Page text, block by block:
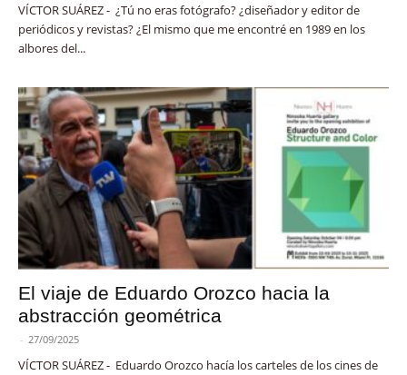
VÍCTOR SUÁREZ - ¿Tú no eras fotógrafo? ¿diseñador y editor de
periódicos y revistas? ¿El mismo que me encontré en 1989 en los
albores del...
El viaje de Eduardo Orozco hacia la
abstracción geométrica
- 27/09/2025
VÍCTOR SUÁREZ - Eduardo Orozco hacía los carteles de los cines de